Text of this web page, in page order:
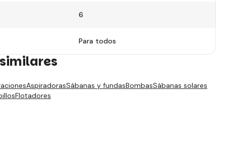
6
Para todos
AspiradorasSábanas y fundasBombasSábanas solares
Flotadores